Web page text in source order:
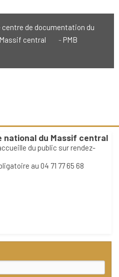
de documentation du
central
PMB
national du Massif central
du public sur rendez-
au 04 71 77 65 68